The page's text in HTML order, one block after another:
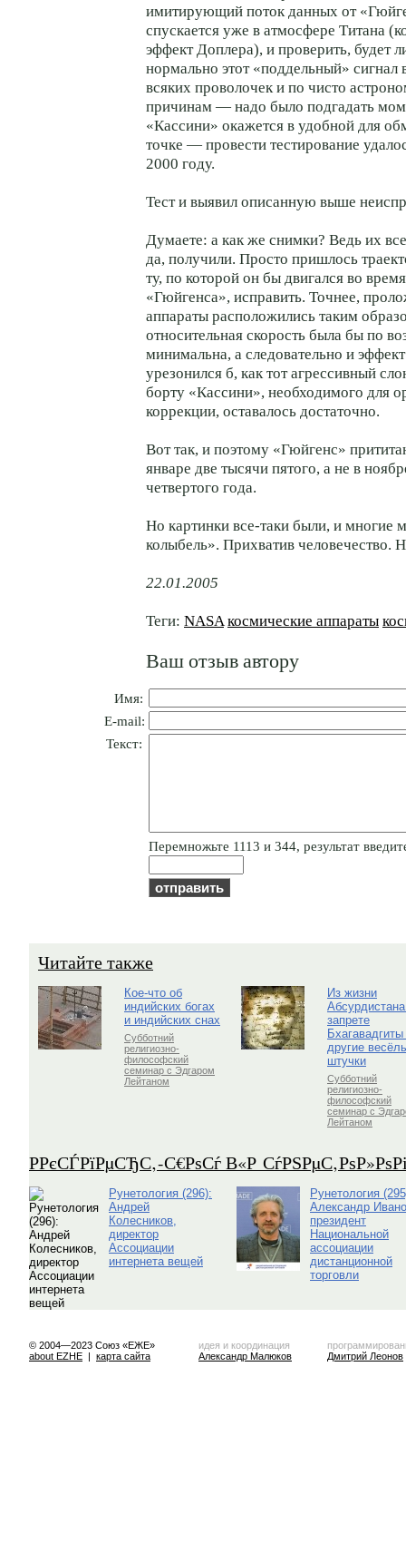
имитирующий поток данных от
спускается уже в атмосфере Титана
эффект Доплера), и проверить, будет
нормально этот «поддельный» сигнал
всяких проволочек и по чисто
причинам — надо было подгадать
«Кассини» окажется в удобной для
точке — провести тестирование
2000 году.
Тест и выявил описанную выше
Думаете: а как же снимки? Ведь их
да, получили. Просто пришлось
ту, по которой он бы двигался во
«Гюйгенса», исправить. Точнее,
аппараты расположились таким
относительная скорость была бы по
минимальна, а следовательно и
урезонился б, как тот агрессивный
борту «Кассини», необходимого для
коррекции, оставалось достаточно.
Вот так, и поэтому «Гюйгенс»
январе две тысячи пятого, а не в
четвертого года.
Но картинки все-таки были, и многие
колыбель». Прихватив человечество.
22.01.2005
Теги: NASA космические аппараты
Ваш отзыв автору
Имя:
E-mail:
Текст:
Пepeмнoжьтe 1113 и 344, результат
Читайте также
Кое-что об
индийских богах
и индийских снах
Субботний
религиозно-
философский
семинар с Эдгаром
Лейтаном
Из жизни
запрете
Бхагавадгиты
другие
штучки
Субботний
религиозно-
философский
семинар с
Лейтаном
Р­РєСЃРїРµСЂС‚-С€РѕСѓ В«Р
Рунетология (296):
Андрей
Колесников,
директор
Ассоциации
интернета вещей
Рунетология
Александр
президент
Национальной
ассоциации
дистанционной
торговли
© 2004—2023 Союз «ЕЖЕ»
about EZHE | карта сайта
идея и координация
Александр Малюков
Дмитрий Леонов